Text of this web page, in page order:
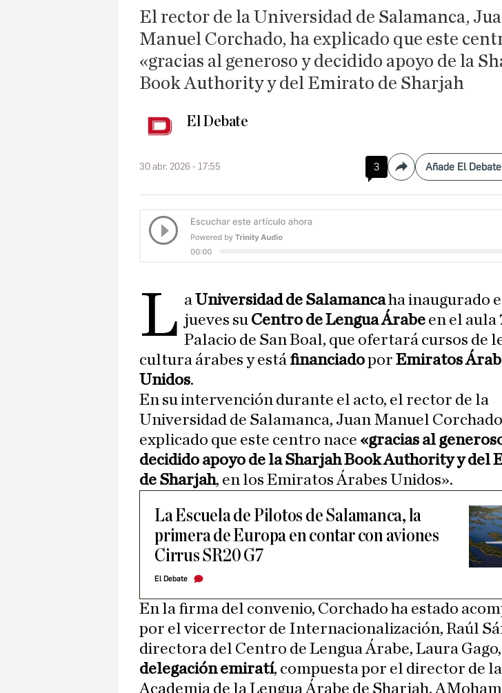
El rector de la Universidad de Salamanca,
Manuel Corchado, ha explicado que este
«gracias al generoso y decidido apoyo de la
Book Authority y del Emirato de Sharjah
El Debate
30 abr. 2026 - 17:55 3 Compartir
Añade El
L aUniversidad de Salamancaha inaugurado
jueves su Centro de Lengua Árabe en el aula
Palacio de San Boal, que ofertará cursos de
cultura árabes y está financiadopor Emiratos
Unidos.
En su intervención durante el acto, el rector de la
Universidad de Salamanca, Juan Manuel
explicado que este centro nace «gracias al
decidido apoyo de la Sharjah Book Authority y del
de Sharjah, en los Emiratos Árabes Unidos».
La Escuela de Pilotos de Salamanca, la
primera de Europa en contar con aviones
Cirrus SR20 G7
El Debate
En la firma del convenio, Corchado ha estado
por el vicerrector de Internacionalización, Raúl
directora del Centro de Lengua Árabe, Laura
delegación emiratí, compuesta por el director de la
Academia de la Lengua Árabe de Sharjah,